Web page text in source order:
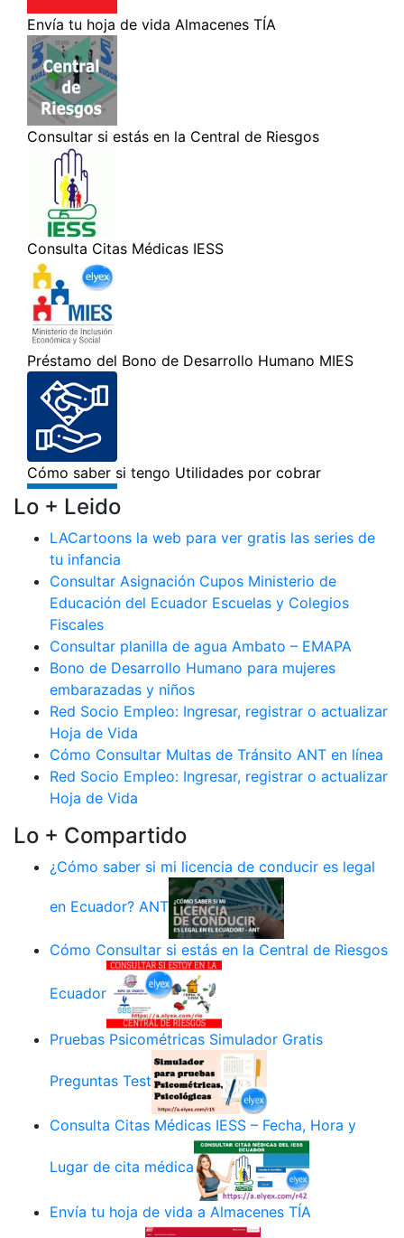
Lo + Leido
LACartoons la web para ver gratis las series de
tu infancia
Consultar Asignación Cupos Ministerio de
Educación del Ecuador Escuelas y Colegios
Fiscales
Consultar planilla de agua Ambato – EMAPA
Bono de Desarrollo Humano para mujeres
embarazadas y niños
Red Socio Empleo: Ingresar, registrar o actualizar
Hoja de Vida
Cómo Consultar Multas de Tránsito ANT en línea
Red Socio Empleo: Ingresar, registrar o actualizar
Hoja de Vida
Lo + Compartido
¿Cómo saber si mi licencia de conducir es legal
en Ecuador? ANT
Cómo Consultar si estás en la Central de Riesgos
Ecuador
Pruebas Psicométricas Simulador Gratis
Preguntas Test
Consulta Citas Médicas IESS – Fecha, Hora y
Lugar de cita médica
Envía tu hoja de vida a Almacenes TÍA